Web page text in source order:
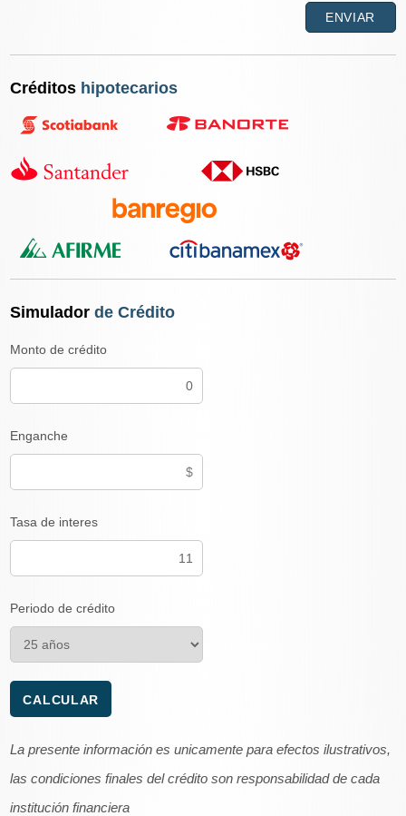
Créditos hipotecarios
Simulador de Crédito
Monto de crédito
Enganche
Tasa de interes
Periodo de crédito
La presente información es unicamente para efectos ilustrativos,
las condiciones finales del crédito son responsabilidad de cada
institución financiera